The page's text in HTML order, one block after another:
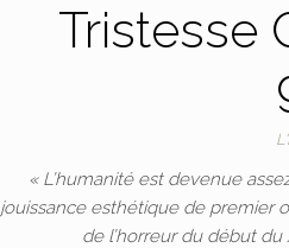
Tristesse
« L’humanité est devenue
jouissance esthétique de premier
de l’horreur du début du